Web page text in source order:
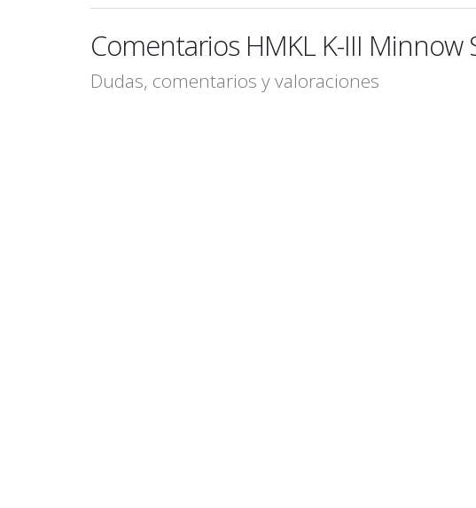
Comentarios HMKL K-III Minnow
Dudas, comentarios y valoraciones